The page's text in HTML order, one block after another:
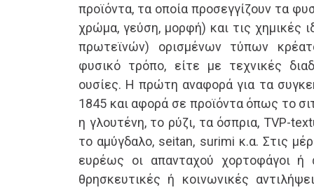
προϊόντα, τα οποία προσεγγίζουν τα
χρώμα, γεύση, μορφή) και τις χημικές
πρωτεϊνών) ορισμένων τύπων
φυσικό τρόπο, είτε με τεχνικές
ουσίες. Η πρώτη αναφορά για τα
1845 και αφορά σε προϊόντα όπως το
η γλουτένη, το ρύζι, τα όσπρια, TVP-
το αμύγδαλο, seitan, surimi κ.α. Στις
ευρέως οι απανταχού χορτοφάγοι ή
θρησκευτικές ή κοινωνικές